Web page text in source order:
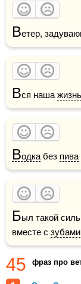
Ветер,
Вся наша жизнь
Водка без пива
Был такой
вместе с зубами
45 фраз про